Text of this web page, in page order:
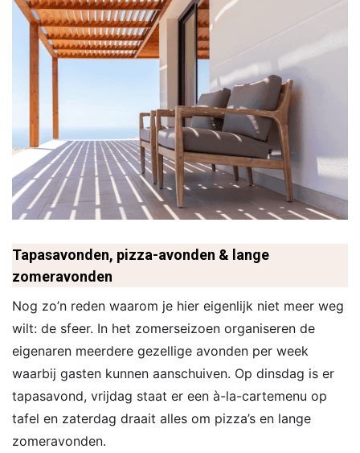
Tapasavonden, pizza-avonden & lange
zomeravonden
Nog zo’n reden waarom je hier eigenlijk niet meer weg
wilt: de sfeer. In het zomerseizoen organiseren de
eigenaren meerdere gezellige avonden per week
waarbij gasten kunnen aanschuiven. Op dinsdag is er
tapasavond, vrijdag staat er een à-la-cartemenu op
tafel en zaterdag draait alles om pizza’s en lange
zomeravonden.